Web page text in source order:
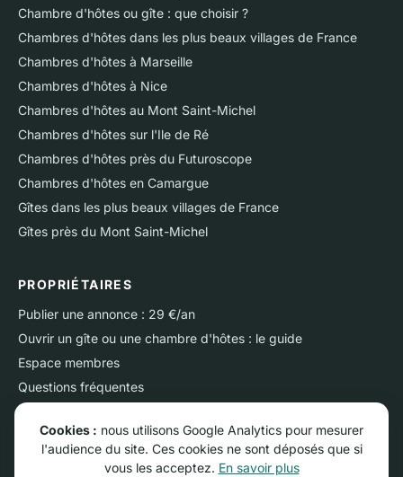
Chambre d'hôtes ou gîte : que choisir ?
Chambres d'hôtes dans les plus beaux villages de France
Chambres d'hôtes à Marseille
Chambres d'hôtes à Nice
Chambres d'hôtes au Mont Saint-Michel
Chambres d'hôtes sur l'Ile de Ré
Chambres d'hôtes près du Futuroscope
Chambres d'hôtes en Camargue
Gîtes dans les plus beaux villages de France
Gîtes près du Mont Saint-Michel
PROPRIÉTAIRES
Publier une annonce : 29 €/an
Ouvrir un gîte ou une chambre d'hôtes : le guide
Espace membres
Questions fréquentes
Nous contacter
Cookies : nous utilisons Google Analytics pour mesurer
l'audience du site. Ces cookies ne sont déposés que si
vous les acceptez. En savoir plus